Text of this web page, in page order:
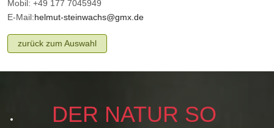
Mobil: +49 177 7045949
E-Mail:helmut-steinwachs@gmx.de
zurück zum Auswahl
DER NATUR SO